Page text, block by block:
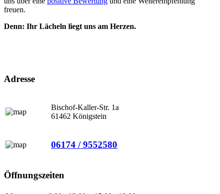
freuen.
Denn: Ihr Lächeln liegt uns am Herzen.
Adresse
Bischof-Kaller-Str. 1a
61462 Königstein
06174 / 9552580
Öffnungszeiten